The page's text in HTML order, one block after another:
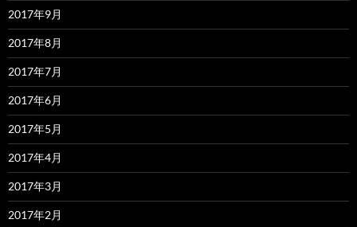
2017年9月
2017年8月
2017年7月
2017年6月
2017年5月
2017年4月
2017年3月
2017年2月